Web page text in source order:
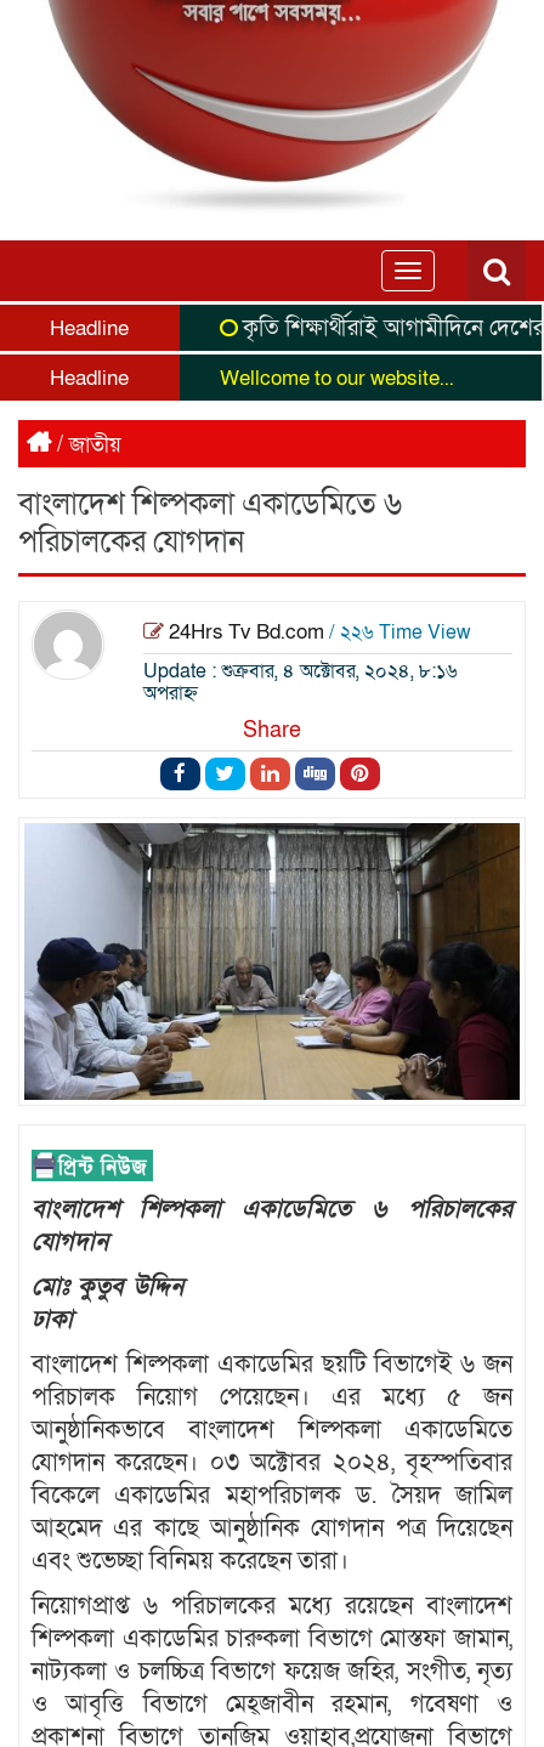
Toggle
navigation
Headline
কৃতি শিক্ষার্থীরাই আগামীদিনে দেশের
Headline Wellcome to our website...
/জাতীয়
বাংলাদেশ শিল্পকলা একাডেমিতে ৬
পরিচালকের যোগদান
24Hrs Tv Bd.com / ২২৬ Time View
Update : শুক্রবার, ৪ অক্টোবর, ২০২৪, ৮:১৬
অপরাহ্ন
Share
বাংলাদেশ শিল্পকলা একাডেমিতে ৬ পরিচালকের
যোগদান
মোঃ কুতুব উদ্দিন
ঢাকা
বাংলাদেশ শিল্পকলা একাডেমির ছয়টি বিভাগেই ৬ জন
পরিচালক নিয়োগ পেয়েছেন। এর মধ্যে ৫ জন
আনুষ্ঠানিকভাবে বাংলাদেশ শিল্পকলা একাডেমিতে
যোগদান করেছেন। ০৩ অক্টোবর ২০২৪, বৃহস্পতিবার
বিকেলে একাডেমির মহাপরিচালক ড. সৈয়দ জামিল
আহমেদ এর কাছে আনুষ্ঠানিক যোগদান পত্র দিয়েছেন
এবং শুভেচ্ছা বিনিময় করেছেন তারা।
নিয়োগপ্রাপ্ত ৬ পরিচালকের মধ্যে রয়েছেন বাংলাদেশ
শিল্পকলা একাডেমির চারুকলা বিভাগে মোস্তফা জামান,
নাট্যকলা ও চলচ্চিত্র বিভাগে ফয়েজ জহির, সংগীত, নৃত্য
ও আবৃত্তি বিভাগে মেহ্জাবীন রহমান, গবেষণা ও
প্রকাশনা বিভাগে তানজিম ওয়াহাব,প্রযোজনা বিভাগে